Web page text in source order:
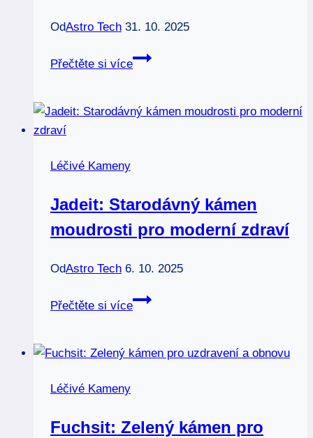
OdAstro Tech 31. 10. 2025
Přečtěte si více
Achat:
a
Léčivé Kameny
Jadeit: Starodávný kámen
moudrosti pro moderní zdraví
OdAstro Tech 6. 10. 2025
Přečtěte si více
Jadeit:
moudrosti
Léčivé Kameny
Fuchsit: Zelený kámen pro